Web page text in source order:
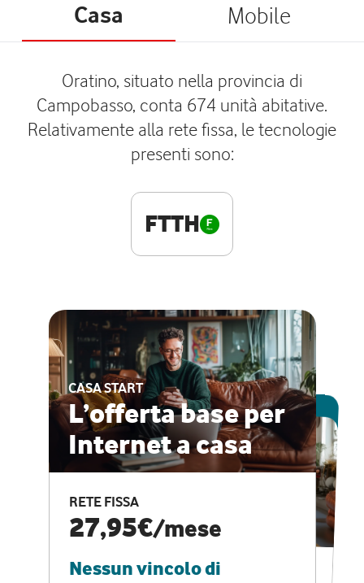
Casa Mobile
Oratino, situato nella provincia di
Campobasso, conta 674 unità abitative.
Relativamente alla rete fissa, le tecnologie
presenti sono:
FTTH
CASA START
L’offerta base per
Internet a casa
RETE FISSA
27,95€/mese
Nessun vincolo di
ESCLUSIVA ONLINE
CASA PRO
Internet veloce e
vantaggi speciali
RETE FISSA + VODAFONE CLUB